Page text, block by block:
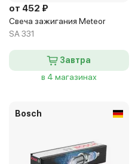
от 452 ₽
Свеча зажигания Meteor
SA 331
Завтра
в 4 магазинах
Bosch